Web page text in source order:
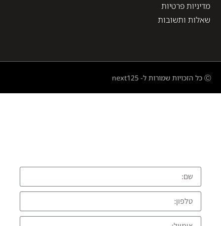
מדיניות פרטיות
שאלות ותשובות
Ⓒ כל הזכויות שמורות ל- next125